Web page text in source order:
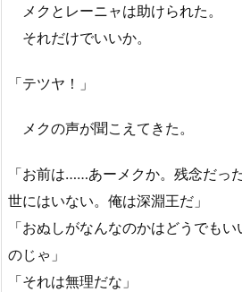
メクとレーニャは助けられた。
それだけでいいか。
「テツヤ！」
メクの声が聞こえてきた。
「お前は……あーメクか。残念だっ
世にはいない。俺は深淵王だ」
「おぬしがなんなのかはどうでも
のじゃ」
「それは無理だな」